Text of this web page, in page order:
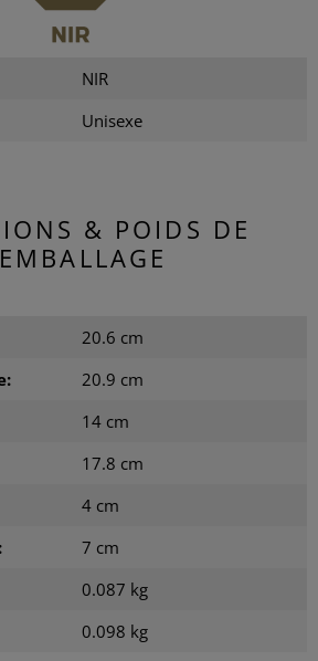
NIR
Unisexe
& POIDS DE
20.6 cm
20.9 cm
14 cm
17.8 cm
4 cm
7 cm
0.087 kg
0.098 kg